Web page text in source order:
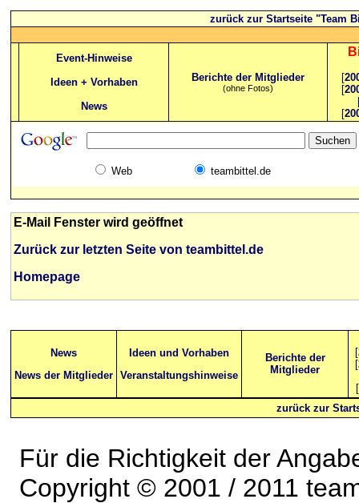
zurück zur Startseite "Team
Event-Hinweise
Ideen + Vorhaben
News
Berichte der Mitglieder
(ohne Fotos)
[
[
[
Web teambittel.de
E-Mail Fenster wird geöffnet
Zurück zur letzten Seite von teambittel.de
Homepage
News
News der Mitglieder
Ideen und Vorhaben
Veranstaltungshinweise
Berichte der
Mitglieder
[
[
[
zurück zur
Für die Richtigkeit der
Copyright © 2001 / 2011